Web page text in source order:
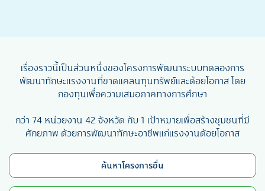
เรื่องราวนี้เป็นส่วนหนึ่งของโครงการพัฒนาระบบทดลองการ
พัฒนาทักษะแรงงานที่ขาดแคลนทุนทรัพย์และด้อยโอกาส โดย
กองทุนเพื่อความเสมอภาคทางการศึกษา
กว่า 74 หน่วยงาน 42 จังหวัด กับ 1 เป้าหมายเพื่อสร้างชุมชนที่มี
ศักยภาพ ด้วยการพัฒนาทักษะอาชีพแก่แรงงานด้อยโอกาส
ค้นหาโครงการอื่น